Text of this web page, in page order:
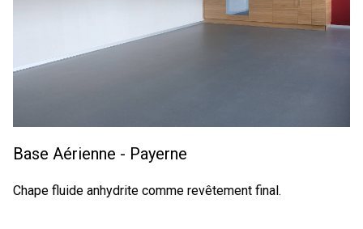
Base Aérienne - Payerne
Chape fluide anhydrite comme revêtement final.